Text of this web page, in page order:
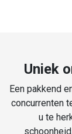
Uniek
Een pakkend
concurrenten
u te